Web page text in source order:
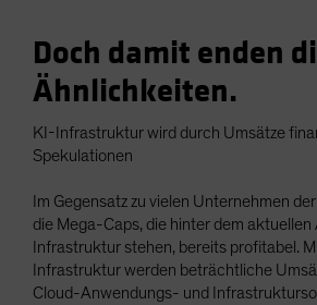
Doch damit enden
Ähnlichkeiten.
KI-Infrastruktur wird durch Umsätze
Spekulationen
Im Gegensatz zu vielen Unternehmen
die Mega-Caps, die hinter dem
Infrastruktur stehen, bereits profitabel.
Infrastruktur werden beträchtliche
Cloud-Anwendungs- und